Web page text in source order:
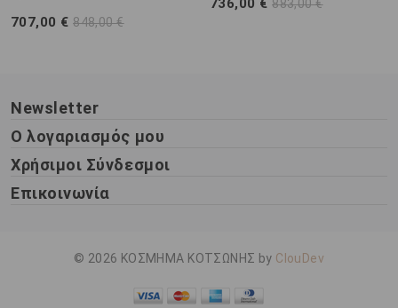
707,00 €848,00 €
736,00 €883,00 €
Newsletter
Ο λογαριασμός μου
Χρήσιμοι Σύνδεσμοι
Επικοινωνία
© 2026 ΚΟΣΜΗΜΑ ΚΟΤΣΩΝΗΣ by ClouDev